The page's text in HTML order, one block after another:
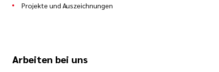
Projekte und Auszeichnungen
Arbeiten bei uns